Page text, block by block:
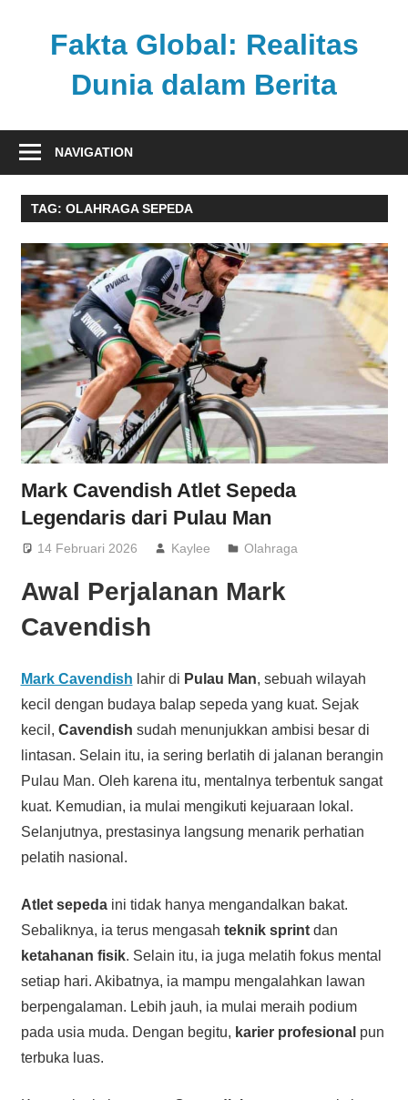
Fakta Global: Realitas
Dunia dalam Berita
kabar
dari
berbagai
pandang
NAVIGATION
TAG: OLAHRAGA SEPEDA
Mark Cavendish Atlet Sepeda
Legendaris dari Pulau Man
14 Februari 2026 Kaylee Olahraga
Awal Perjalanan Mark
Cavendish
Mark Cavendish lahir di Pulau Man, sebuah wilayah
kecil dengan budaya balap sepeda yang kuat. Sejak
kecil, Cavendish sudah menunjukkan ambisi besar di
lintasan. Selain itu, ia sering berlatih di jalanan berangin
Pulau Man. Oleh karena itu, mentalnya terbentuk sangat
kuat. Kemudian, ia mulai mengikuti kejuaraan lokal.
Selanjutnya, prestasinya langsung menarik perhatian
pelatih nasional.
Atlet sepedaini tidak hanya mengandalkan bakat.
Sebaliknya, ia terus mengasah teknik sprintdan
ketahanan fisik. Selain itu, ia juga melatih fokus mental
setiap hari. Akibatnya, ia mampu mengalahkan lawan
berpengalaman. Lebih jauh, ia mulai meraih podium
pada usia muda. Dengan begitu, karier profesional pun
terbuka luas.